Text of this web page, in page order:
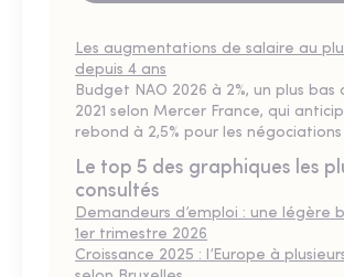
Les augmentations de salaire au
depuis 4 ans
Budget NAO 2026 à 2%, un plus bas
2021 selon Mercer France, qui
rebond à 2,5% pour les négociations
Le top 5 des graphiques les
consultés
Demandeurs d’emploi : une légère
1er trimestre 2026
Croissance 2025 : l’Europe à